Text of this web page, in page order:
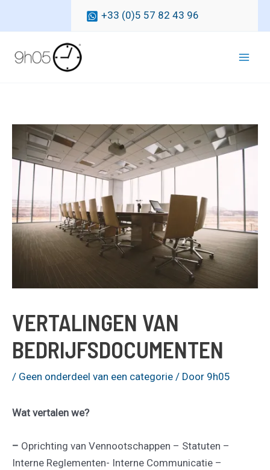
inhoud
+33 (0)5 57 82 43 96
VERTALINGEN VAN
BEDRIJFSDOCUMENTEN
/ Geen onderdeel van een categorie / Door 9h05
Wat vertalen we?
– Oprichting van Vennootschappen – Statuten –
Interne Reglementen- Interne Communicatie –